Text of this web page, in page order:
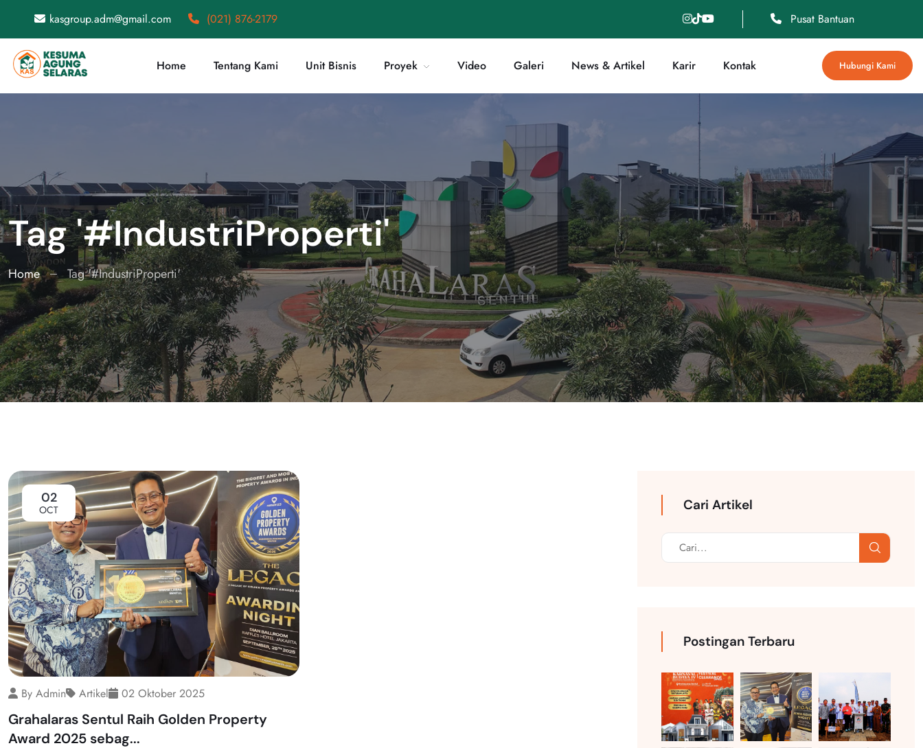
kasgroup.adm@gmail.com (021) 876-2179 Pusat Bantuan
Home Tentang Kami Unit Bisnis Proyek Video Galeri News & Artikel Karir Kontak Hubungi Kami
Tag '#IndustriProperti'
Home Tag '#IndustriProperti'
02
OCT
By Admin Artikel 02 Oktober 2025
Grahalaras Sentul Raih Golden Property
Award 2025 sebag...
Cari Artikel
Postingan Terbaru